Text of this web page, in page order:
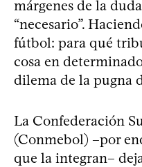
márgenes de la
“necesario”.
fútbol: para qué
cosa en
dilema de la pugna
La Confederación
(Conmebol) –por
que la integran–